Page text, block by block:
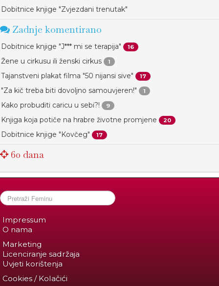
Dobitnice knjige "Zvjezdani trenutak"
Zadnje komentirano
Dobitnice knjige "J*** mi se terapija" 16
Žene u cirkusu ili ženski cirkus 1
Tajanstveni plakat filma "50 nijansi sive" 17
"Za kič treba biti dovoljno samouvjeren!" 1
Kako probuditi caricu u sebi?! 9
Knjiga koja potiče na hrabre životne promjene 20
Dobitnice knjige "Kovčeg" 17
60 dana
Impressum
O nama
Marketing
Licenciranje sadržaja
Uvjeti korištenja
Cookies / Kolačići